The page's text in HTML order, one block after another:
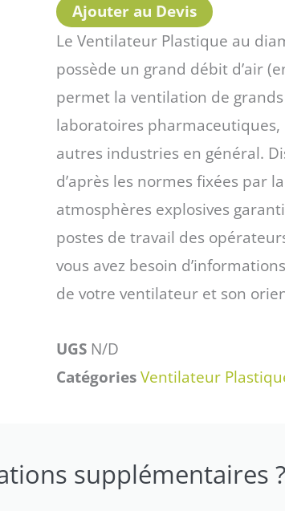
Ajouter au Devis
Le Ventilateur Plastique au
possède un grand débit d’air
permet la ventilation de
laboratoires pharmaceutiques,
autres industries en général.
d’après les normes fixées par la
atmosphères explosives
postes de travail des
vous avez besoin
de votre ventilateur et son
UGS N/D
CatégoriesVentilateur
supplémentaires ?